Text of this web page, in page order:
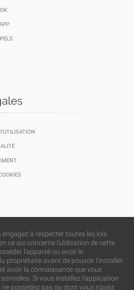
à respecter toutes les lois
ce qui concerne l'utilisation de cette
l'appareil ou avoir le
propriétaire avant de pouvoir l'installer.
avoir la connaissance que vous
Si vous installez l'application
possédez pas ou dont vous n'avez